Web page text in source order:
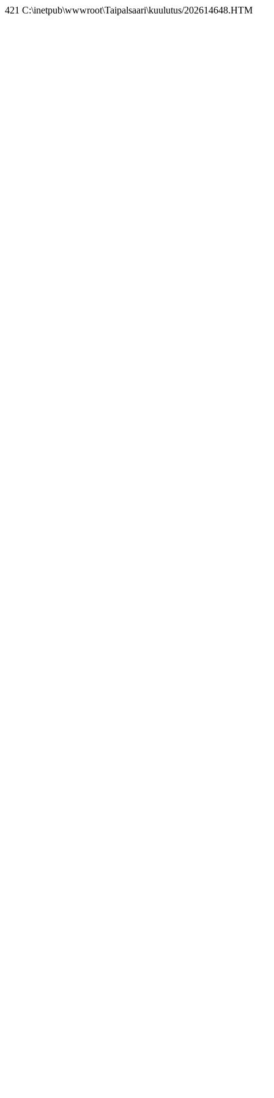
421 C:\inetpub\wwwroot\Taipalsaari\kuulutus/202614648.HTM